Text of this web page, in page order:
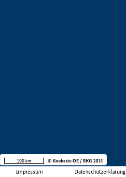
Impressum Datenschutzerklärung
100 km © Geobasis-DE / BKG 2015